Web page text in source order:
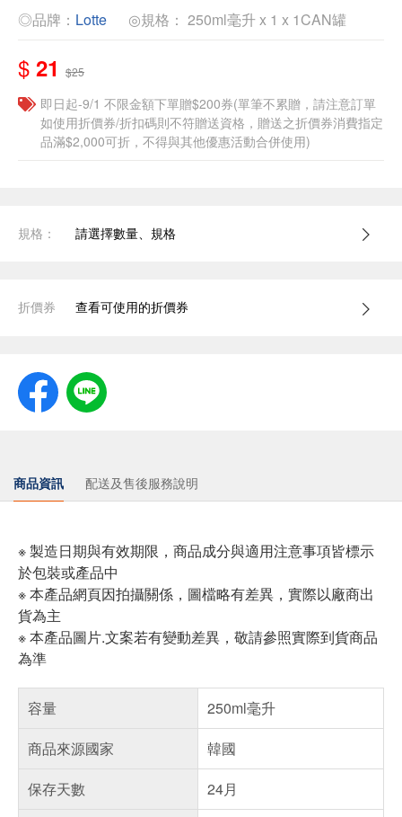
◎品牌： Lotte ◎規格： 250ml毫升 x 1 x 1CAN罐
$ 21 $25
即日起-9/1 不限金額下單贈$200券(單筆不累贈，請注意訂單
如使用折價券/折扣碼則不符贈送資格，贈送之折價券消費指定
品滿$2,000可折，不得與其他優惠活動合併使用)
規格： 請選擇數量、規格
折價券 查看可使用的折價券
商品資訊 配送及售後服務說明
※ 製造日期與有效期限，商品成分與適用注意事項皆標示
於包裝或產品中
※ 本產品網頁因拍攝關係，圖檔略有差異，實際以廠商出
貨為主
※ 本產品圖片.文案若有變動差異，敬請參照實際到貨商品
為準
容量
250ml毫升
商品來源國家
韓國
保存天數
24月